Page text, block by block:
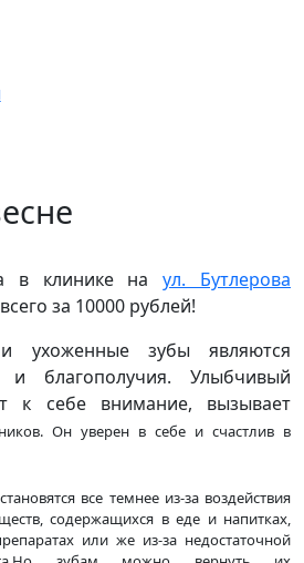
в клинике наул. Бутлерова
за 10000 рублей!
ухоженные зубы являются
и благополучия. Улыбчивый
к себе внимание, вызывает
Он уверен в себе и счастлив в
все темнее из-за воздействия
содержащихся в еде и напитках,
или же из-за недостаточной